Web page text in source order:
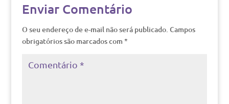
Enviar Comentário
O seu endereço de e-mail não será publicado. Campos
obrigatórios são marcados com *